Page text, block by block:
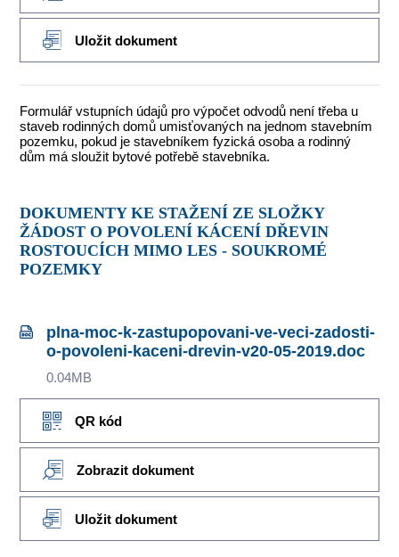
Uložit dokument
Formulář vstupních údajů pro výpočet odvodů není třeba u
staveb rodinných domů umisťovaných na jednom stavebním
pozemku, pokud je stavebníkem fyzická osoba a rodinný
dům má sloužit bytové potřebě stavebníka.
DOKUMENTY KE STAŽENÍ ZE SLOŽKY
ŽÁDOST O POVOLENÍ KÁCENÍ DŘEVIN
ROSTOUCÍCH MIMO LES - SOUKROMÉ
POZEMKY
plna-moc-k-zastupopovani-ve-veci-zadosti-
o-povoleni-kaceni-drevin-v20-05-2019.doc
0.04MB
QR kód
Zobrazit dokument
Uložit dokument